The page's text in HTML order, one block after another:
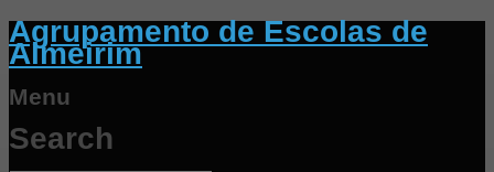
Agrupamento de Escolas de
Almeirim
Menu
Search